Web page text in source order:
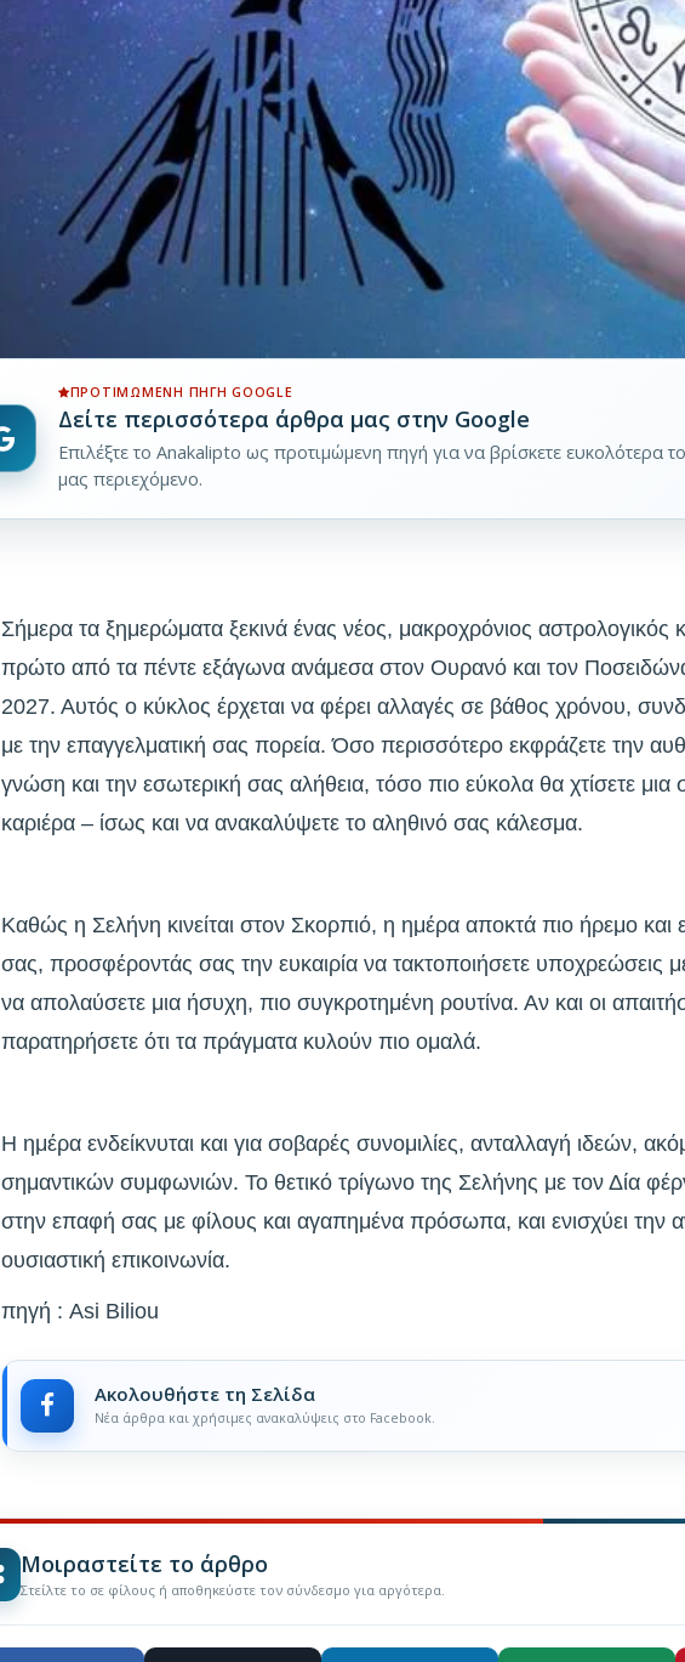
ΠΡΟΤΙΜΏΜΕΝΗ ΠΗΓΉ GOOGLE
Δείτε περισσότερα άρθρα μας στην Google
Επιλέξτε το Anakalipto ως προτιμώμενη πηγή για να βρίσκετε ευκολότερα
μας περιεχόμενο.
Σήμερα τα ξημερώματα ξεκινά ένας νέος, μακροχρόνιος αστρολογικός
πρώτο από τα πέντε εξάγωνα ανάμεσα στον Ουρανό και τον
2027. Αυτός ο κύκλος έρχεται να φέρει αλλαγές σε βάθος χρόνου,
με την επαγγελματική σας πορεία. Όσο περισσότερο εκφράζετε την
γνώση και την εσωτερική σας αλήθεια, τόσο πιο εύκολα θα χτίσετε μια
καριέρα – ίσως και να ανακαλύψετε το αληθινό σας κάλεσμα.
Καθώς η Σελήνη κινείται στον Σκορπιό, η ημέρα αποκτά πιο ήρεμο και
σας, προσφέροντάς σας την ευκαιρία να τακτοποιήσετε υποχρεώσεις
να απολαύσετε μια ήσυχη, πιο συγκροτημένη ρουτίνα. Αν και οι
παρατηρήσετε ότι τα πράγματα κυλούν πιο ομαλά.
Η ημέρα ενδείκνυται και για σοβαρές συνομιλίες, ανταλλαγή ιδεών,
σημαντικών συμφωνιών. Το θετικό τρίγωνο της Σελήνης με τον Δία
στην επαφή σας με φίλους και αγαπημένα πρόσωπα, και ενισχύει την
ουσιαστική επικοινωνία.
πηγή : Asi Biliou
Ακολουθήστε τη Σελίδα
Νέα άρθρα και χρήσιμες ανακαλύψεις στο Facebook.
Μοιραστείτε το άρθρο
Στείλτε το σε φίλους ή αποθηκεύστε τον σύνδεσμο για αργότερα.